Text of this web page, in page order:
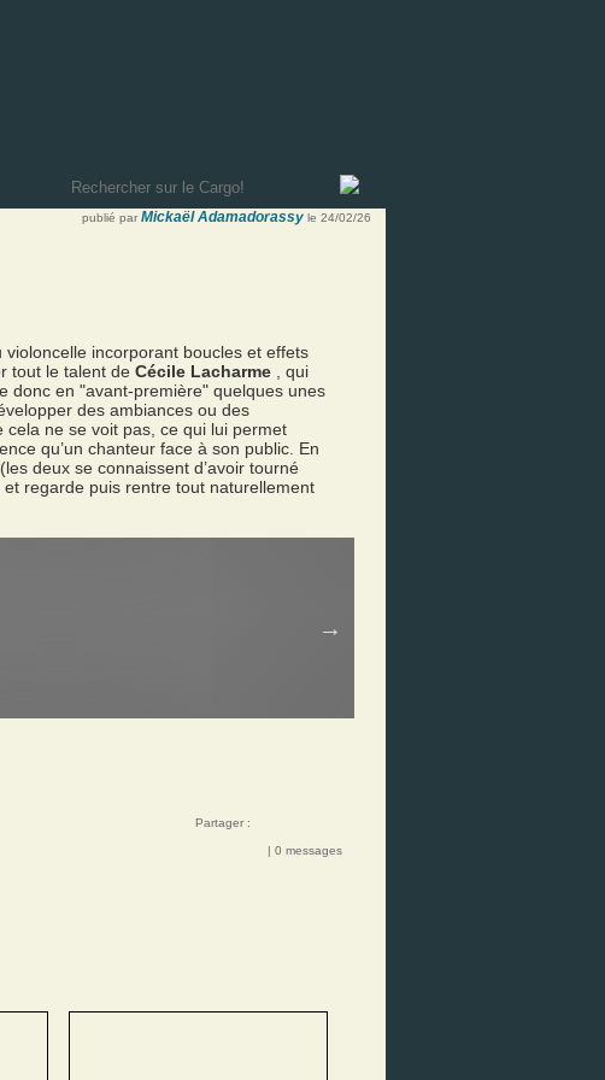
publié par Mickaël Adamadorassy le 24/02/26
incorporant boucles et effets
tout le talent de Cécile Lacharme
, qui
donc en "avant-première" quelques unes
des ambiances ou des
cela ne se voit pas, ce qui lui permet
qu’un chanteur face à son public. En
deux se connaissent d’avoir tourné
regarde puis rentre tout naturellement
Partager :
| 0 messages